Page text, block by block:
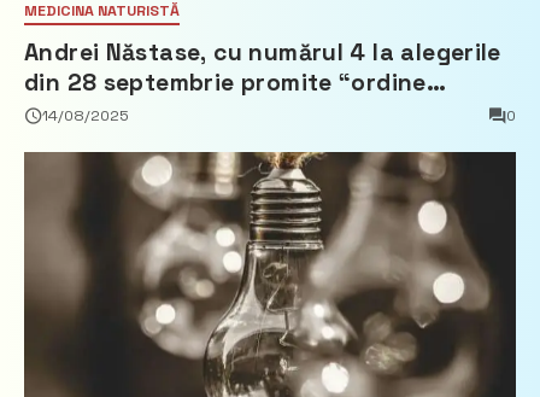
MEDICINA NATURISTĂ
Andrei Năstase, cu numărul 4 la alegerile
din 28 septembrie promite “ordine
europeană” și 10 miliarde pentru cetățeni
14/08/2025 0